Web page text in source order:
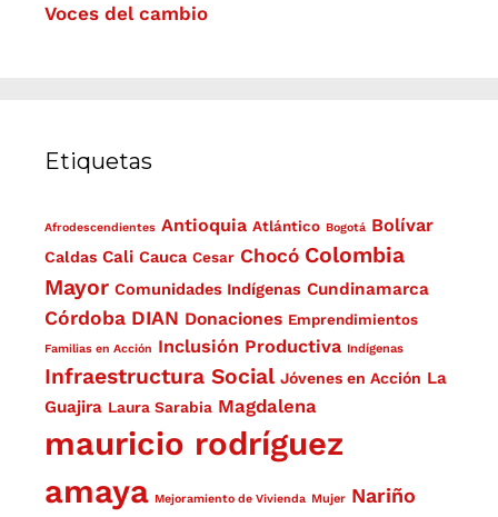
Voces del cambio
Etiquetas
Afrodescendientes Antioquia Atlántico Bogotá Bolívar
Caldas Cali Cauca Cesar Chocó Colombia
Mayor Comunidades Indígenas Cundinamarca
Córdoba DIAN Donaciones Emprendimientos
Familias en Acción Inclusión Productiva Indígenas
Infraestructura Social Jóvenes en Acción La
Guajira Laura Sarabia Magdalena
mauricio rodríguez
amaya Mejoramiento de Vivienda Mujer Nariño